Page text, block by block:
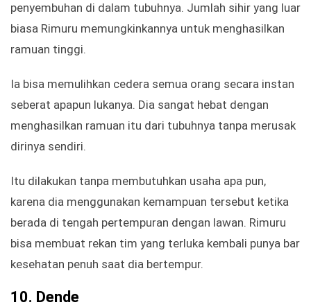
penyembuhan di dalam tubuhnya. Jumlah sihir yang luar
biasa Rimuru memungkinkannya untuk menghasilkan
ramuan tinggi.
Ia bisa memulihkan cedera semua orang secara instan
seberat apapun lukanya. Dia sangat hebat dengan
menghasilkan ramuan itu dari tubuhnya tanpa merusak
dirinya sendiri.
Itu dilakukan tanpa membutuhkan usaha apa pun,
karena dia menggunakan kemampuan tersebut ketika
berada di tengah pertempuran dengan lawan. Rimuru
bisa membuat rekan tim yang terluka kembali punya bar
kesehatan penuh saat dia bertempur.
10. Dende